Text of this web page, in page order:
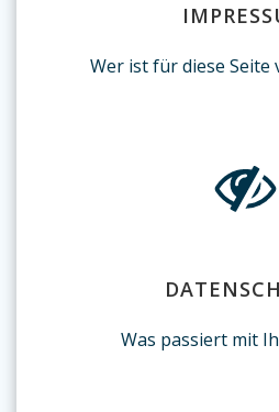
Wer ist für diese Seite
Was passiert mit